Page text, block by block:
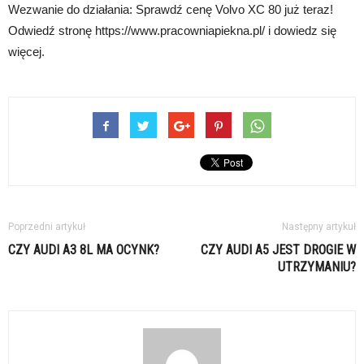
Wezwanie do działania: Sprawdź cenę Volvo XC 80 już teraz!
Odwiedź stronę https://www.pracowniapiekna.pl/ i dowiedz się
więcej.
Poprzedni artykuł
CZY AUDI A3 8L MA OCYNK?
Następny artykuł
CZY AUDI A5 JEST DROGIE W
UTRZYMANIU?